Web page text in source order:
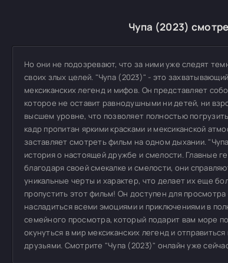
Чупа (2023)
Но они не подозревают, что за ними уже следят
своих злых целей. "Чупа (2023)" - это
мексиканских легенд и мифов. Он представляет
которое не оставит равнодушными ни детей, ни
высшем уровне, что позволяет полностью
кадр пропитан яркими красками и мексиканской
заставляет смотреть фильм на одном дыхании.
история о настоящей дружбе и смелости. Главные
благодаря своей смекалке и смелости, они
уникальные черты и характер, что делает их еще
пропустить этот фильм! Он доступен для
насладиться всеми эмоциями и приключениями в
семейного просмотра, который подарит вам море
окунуться в мир мексиканских легенд и
друзьями. Смотрите "Чупа (2023)" онлайн уже